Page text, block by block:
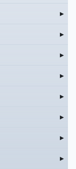
▸
▸
▸
▸
▸
▸
▸
▸